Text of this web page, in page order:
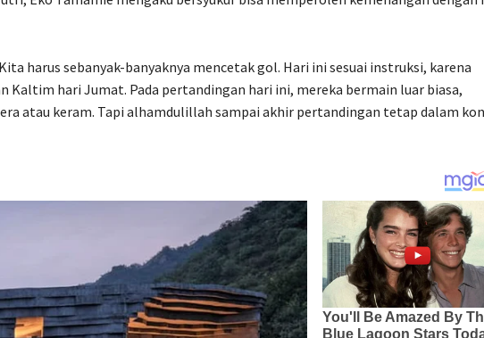
harus sebanyak-banyaknya mencetak gol. Hari ini sesuai instruksi, karena
Kaltim hari Jumat. Pada pertandingan hari ini, mereka bermain luar biasa,
atau keram. Tapi alhamdulillah sampai akhir pertandingan tetap dalam